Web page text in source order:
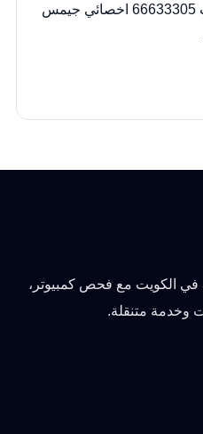
في الكويت مع فحص كمبيوتر،
وخدمة متنقلة.